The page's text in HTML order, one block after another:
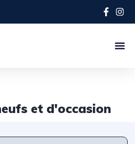
et d'occasion